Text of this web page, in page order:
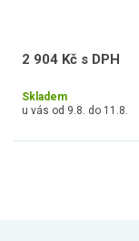
2 904 Kč s DPH
Skladem
u vás od 9.8. do 11.8.